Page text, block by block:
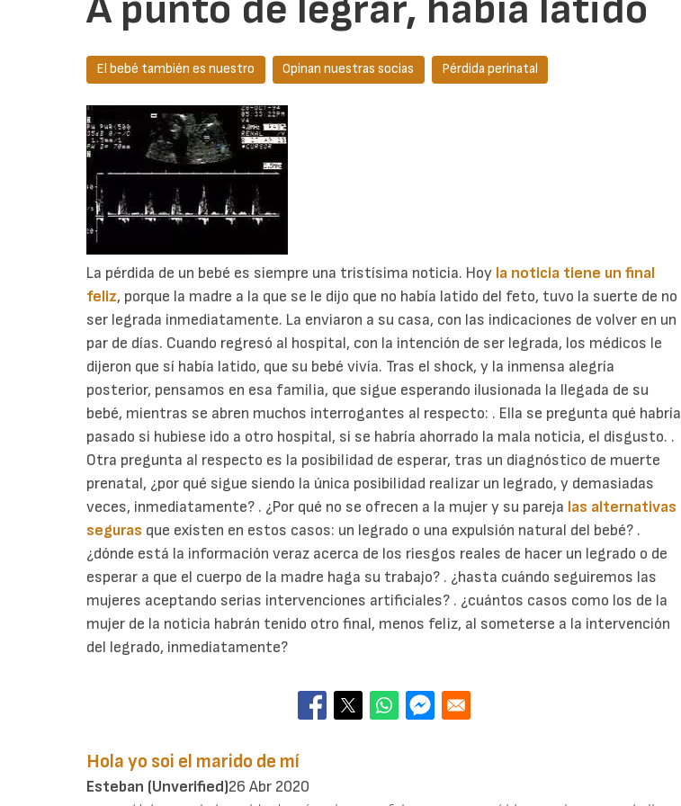
El bebé también es nuestro Opinan nuestras socias Pérdida perinatal
La pérdida de un bebé es siempre una tristísima noticia. Hoy la noticia tiene un final
feliz, porque la madre a la que se le dijo que no había latido del feto, tuvo la suerte de no
ser legrada inmediatamente. La enviaron a su casa, con las indicaciones de volver en un
par de días. Cuando regresó al hospital, con la intención de ser legrada, los médicos le
dijeron que sí había latido, que su bebé vivía. Tras el shock, y la inmensa alegría
posterior, pensamos en esa familia, que sigue esperando ilusionada la llegada de su
bebé, mientras se abren muchos interrogantes al respecto: . Ella se pregunta qué habría
pasado si hubiese ido a otro hospital, si se habría ahorrado la mala noticia, el disgusto. .
Otra pregunta al respecto es la posibilidad de esperar, tras un diagnóstico de muerte
prenatal, ¿por qué sigue siendo la única posibilidad realizar un legrado, y demasiadas
veces, inmediatamente? . ¿Por qué no se ofrecen a la mujer y su pareja las alternativas
seguras que existen en estos casos: un legrado o una expulsión natural del bebé? .
¿dónde está la información veraz acerca de los riesgos reales de hacer un legrado o de
esperar a que el cuerpo de la madre haga su trabajo? . ¿hasta cuándo seguiremos las
mujeres aceptando serias intervenciones artificiales? . ¿cuántos casos como los de la
mujer de la noticia habrán tenido otro final, menos feliz, al someterse a la intervención
del legrado, inmediatamente?
Hola yo soi el marido de mí
Esteban (unverified)26 Abr 2020